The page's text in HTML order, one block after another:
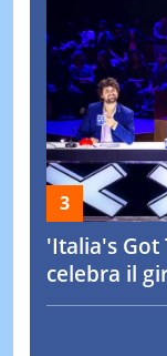
'Italia's Got
celebra il